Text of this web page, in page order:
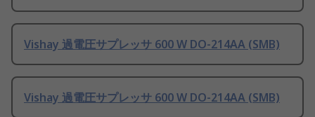
Vishay 過電圧サプレッサ 600 W DO-214AA (SMB)
Vishay 過電圧サプレッサ 600 W DO-214AA (SMB)